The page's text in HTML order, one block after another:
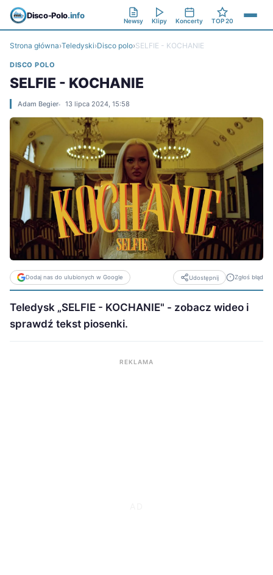
Disco-Polo.info
Newsy Klipy Koncerty TOP 20
Strona główna›Teledyski›Disco polo›SELFIE - KOCHANIE
DISCO POLO
SELFIE - KOCHANIE
Adam Begier 13 lipca 2024, 15:58
Dodaj nas do ulubionych w Google Udostępnij Zgłoś błąd
Teledysk „SELFIE - KOCHANIE" - zobacz wideo i
sprawdź tekst piosenki.
REKLAMA